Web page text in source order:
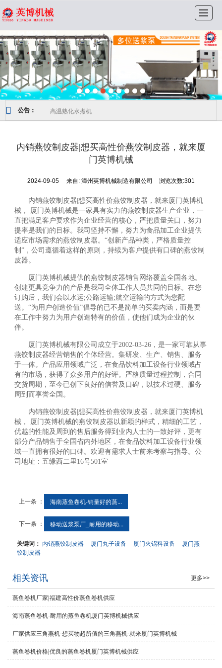
很遗憾，因您的浏览器版本过低导致无法获得最佳浏览体验，推荐下载安装谷歌浏览器！
首页 走进英博 公司实力 产品展示
视频资料
销售网络
服务支持 联系我们
公告： 高温熟化水煮机
内销燕饺制皮器|想买高性价燕饺制皮器，就来厦
门英博机械
2024-09-05 来自:漳州英博机械制造有限公司 浏览次数:301
内销燕饺制皮器|想买高性价燕饺制皮器，就来厦门英博机
械， 厦门英博机械是一家具有实力的燕饺制皮器生产企业，一
直把满足客户要求作为企业经营的核心，严把质量关口，努力
提率是我们的目标。我司坚持不懈，努力为食品加工企业提供
适应市场需求的燕饺制皮器。“创新产品种类，严格质量控
制”，公司遵循着这样的原则，持续为客户提供有口碑的燕饺制
皮器。
厦门英博机械提供的燕饺制皮器销售网络覆盖全国各地。
创建更具竞争力的产品是我司全体工作人员共同的目标。在您
订购后，我们会以水运;公路运输;航空运输的方式为您配
送。“为用户创造价值”倡导的已不是简单的买卖内涵，而是要
在工作中努力为用户创造特有的价值，使他们成为企业的伙
伴。
厦门英博机械有限公司成立于2002-03-26，是一家可靠从事
燕饺制皮器经营销售的个体经营。集研发、生产、销售、服务
于一体。产品应用领域广泛，在食品饮料加工设备行业领域占
有的市场，获得了众多用户的好评。严格质量过程控制，合同
交货周期，至今已创下良好的信誉及口碑，以技术过硬、服务
周到而享誉全国。
内销燕饺制皮器|想买高性价燕饺制皮器，就来厦门英博机
械， 厦门英博机械的燕饺制皮器以新颖的样式，精细的工艺，
优越的性能及周到的售后服务得到业内人士的一致好评，更有
部分产品销售于全国省内外地区，在食品饮料加工设备行业领
域一直拥有很好的口碑。欢迎有需求人士前来考察与指导。公
司地址：五缘西二里16号501室
上一条 ： 海南蒸鱼卷机-销量好的蒸...
下一条 ： 移动送浆泵厂_耐用的移动...
关键词： 内销燕饺制皮器 厦门丸子设备 厦门火锅料设备
厦门燕
饺制皮器
相关资讯 更多>>
蒸鱼卷机厂家|福建高性价蒸鱼卷机供应
海南蒸鱼卷机-耐用的蒸鱼卷机厦门英博机械供应
厂家供应三角燕机-想买物超所值的三角燕机-就来厦门英博机械
蒸鱼卷机价格|优良的蒸鱼卷机厦门英博机械供应